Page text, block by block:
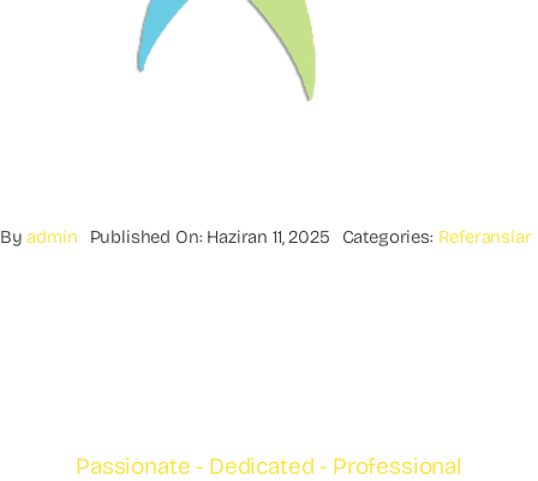
Byadmin Published On: Haziran 11, 2025 Categories: Referanslar
Passionate - Dedicated - Professional